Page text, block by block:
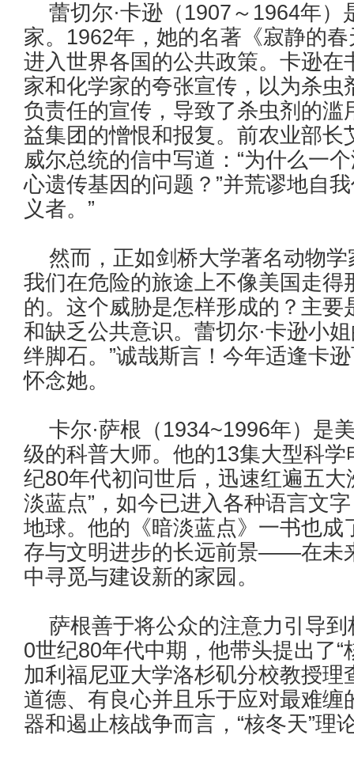
蕾切尔·卡逊（1907～1964年）
家。1962年，她的名著《寂静的
进入世界各国的公共政策。卡逊
家和化学家的夸张宣传，以为杀
负责任的宣传，导致了杀虫剂的
益集团的憎恨和报复。前农业部长
威尔总统的信中写道：“为什么一
心遗传基因的问题？”并荒谬地自
义者。”
然而，正如剑桥大学著名动物学
我们在危险的旅途上不像美国走
的。这个威胁是怎样形成的？主
和缺乏公共意识。蕾切尔·卡逊小
绊脚石。”诚哉斯言！今年适逢卡
怀念她。
卡尔·萨根（1934~1996年）是
级的科普大师。他的13集大型科
纪80年代初问世后，迅速红遍五
淡蓝点”，如今已进入各种语言文
地球。他的《暗淡蓝点》一书也
存与文明进步的长远前景——在未
中寻觅与建设新的家园。
萨根善于将公众的注意力引导到
0世纪80年代中期，他带头提出了
加利福尼亚大学洛杉矶分校教授理
道德、有良心并且乐于应对最难缠
器和遏止核战争而言，“核冬天”理